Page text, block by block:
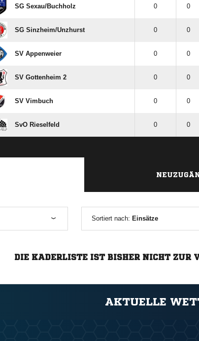
SG Sexau/​Buchholz 0 0
SG Sinzheim/​Unzhurst 0 0
SV Appenweier 0 0
SV Gottenheim 2 0 0
SV Vimbuch 0 0
SvO Rieselfeld 0 0
Sortiert nach: Einsätze
DIE KADERLISTE IST BISHER NICHT ZUR
AKTUELLE